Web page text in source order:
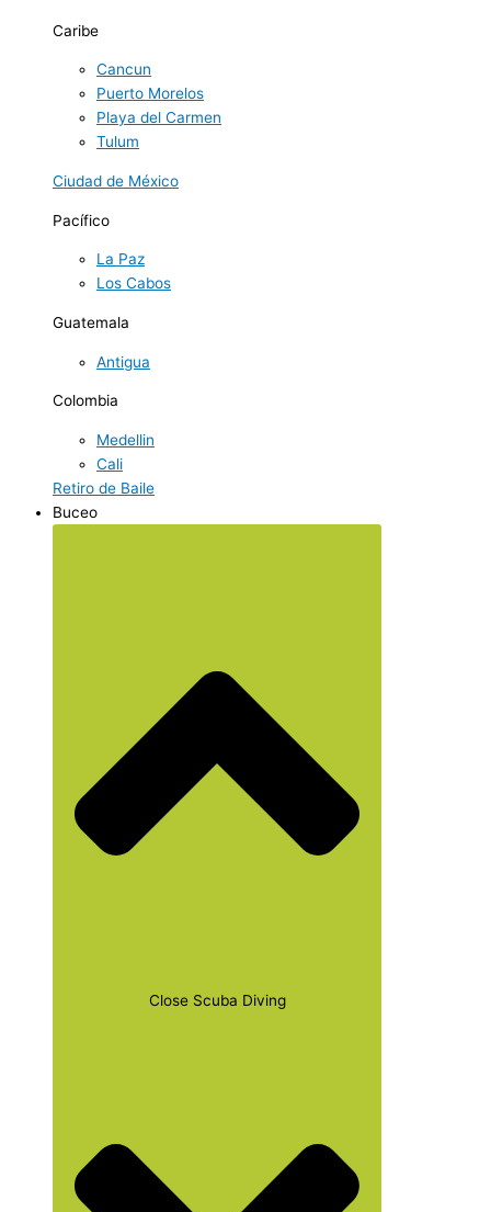
Caribe
Cancun
Puerto Morelos
Playa del Carmen
Tulum
Ciudad de México
Pacífico
La Paz
Los Cabos
Guatemala
Antigua
Colombia
Medellin
Cali
Retiro de Baile
Buceo
Close Scuba Diving